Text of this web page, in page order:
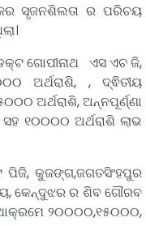
ସୃଜନଶିଲତା ର ପରିଚୟ
ଗୋପୀନାଥ ଏସ ଏଚ ଜି,
ଅର୍ଥରାଶି, , ଦ୍ଵିତୀୟ
ଅର୍ଥରାଶି, ଅନ୍ନପୂର୍ଣ୍ଣା
୧୦୦୦୦ ଅର୍ଥରାଶି ଲାଭ
ପିଜି, କୁଜଙ୍ଗ,ଜଗତସିଂହପୁର
କେନ୍ଦୁଝର ର ଶିବ ଗୌରବ
୨୦୦୦୦,୧୫୦୦୦,